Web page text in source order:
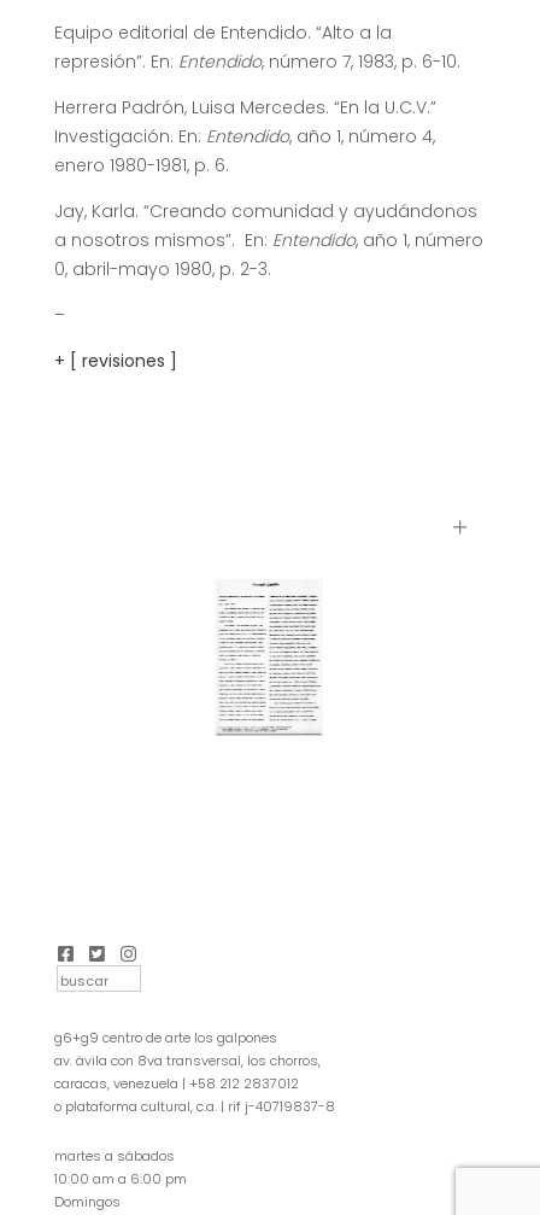
Equipo editorial de Entendido. “Alto a la
represión”. En: Entendido, número 7, 1983, p. 6-10.
Herrera Padrón, Luisa Mercedes. “En la U.C.V.”
Investigación. En: Entendido, año 1, número 4,
enero 1980-1981, p. 6.
Jay, Karla. “Creando comunidad y ayudándonos
a nosotros mismos”. En: Entendido, año 1, número
0, abril-mayo 1980, p. 2-3.
–
+ [ revisiones ]
g6+g9 centro de arte los galpones
av. ávila con 8va transversal, los chorros,
caracas, venezuela | +58 212 2837012
o plataforma cultural, c.a. | rif j-40719837-8
martes a sábados
10:00 am a 6:00 pm
Domingos